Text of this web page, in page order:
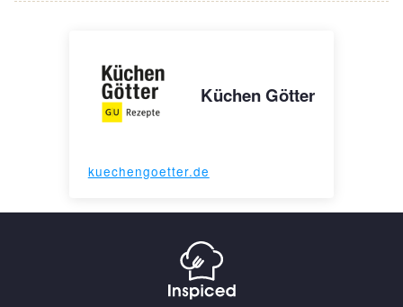
Küchen Götter
kuechengoetter.de